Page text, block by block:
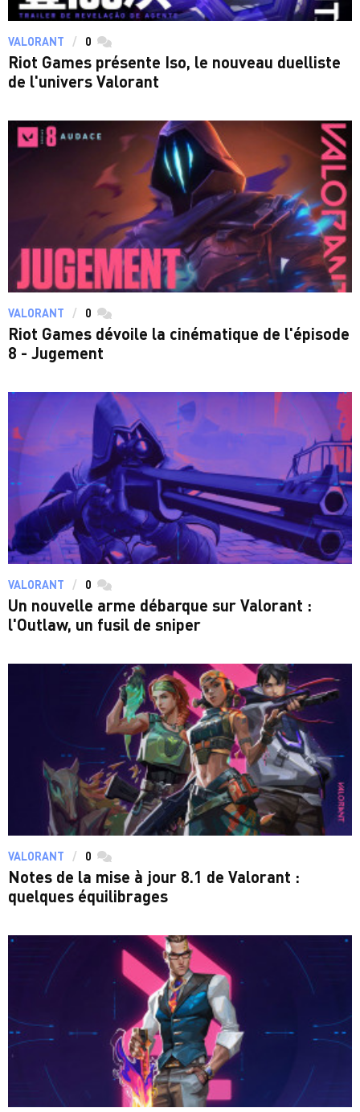
VALORANT 0 commentaires
Riot Games présente Iso, le nouveau duelliste
de l'univers Valorant
VALORANT 0 commentaires
Riot Games dévoile la cinématique de l'épisode
8 - Jugement
VALORANT 0 commentaires
Un nouvelle arme débarque sur Valorant :
l'Outlaw, un fusil de sniper
VALORANT 0 commentaires
Notes de la mise à jour 8.1 de Valorant :
quelques équilibrages